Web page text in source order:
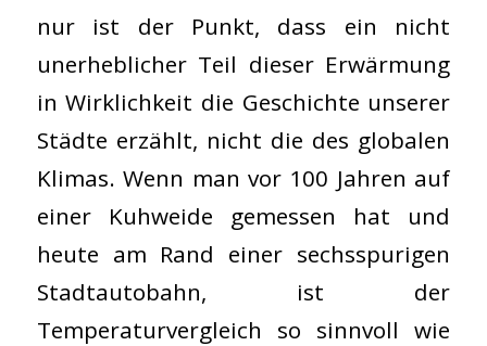
nur ist der Punkt, dass ein nicht
unerheblicher Teil dieser Erwärmung
in Wirklichkeit die Geschichte unserer
Städte erzählt, nicht die des globalen
Klimas. Wenn man vor 100 Jahren auf
einer Kuhweide gemessen hat und
heute am Rand einer sechsspurigen
Stadtautobahn, ist der
Temperaturvergleich so sinnvoll wie